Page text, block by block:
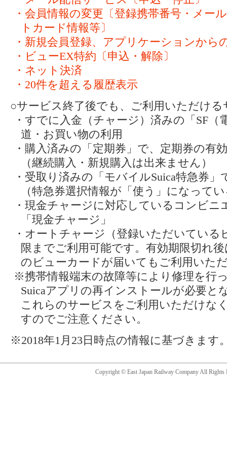
・会員情報の変更〔登録携帯番号・メー
トカード情報等〕
・新規会員登録、アプリケーションから
・ビューEX特約〔申込・解除〕
・ネット決済
・20件を超える履歴表示
○サービス終了後でも、ご利用いただける
・すでに入金（チャージ）済みの「SF（
道・お買い物の利用
・購入済みの「定期券」で、定期券の有
（継続購入・新規購入は出来ません）
・受取り済みの「モバイルSuica特急券」
（特急券選択情報が「使う」になって
・現金チャージに対応しているコンビ
「現金チャージ」
・オートチャージ（登録いただいている
限までご利用可能です。有効期限切れ
のビューカードが届いてもご利用いた
※携帯情報端末の故障等により修理を行
Suicaアプリの再インストールが必要と
これらのサービスをご利用いただけな
すのでご注意ください。
※2018年1月23日時点の情報に基づきます
Copyright © East Japan Railway Company All Rights